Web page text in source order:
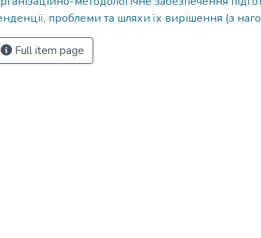
проблеми та шляхи їх вирішення (з
Full item page